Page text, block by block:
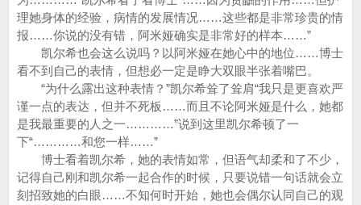
理她身体的经验，病情的发展情况……这些都是非常珍贵的情
报……你说的没有错，阿米娅确实是非常好的样本……”
凯尔希也会这么说吗？以阿米娅在她心中的地位……博士
看不到自己的表情，但想必一定是睁大双眼半张着嘴巴。
“为什么露出这种表情？”凯尔希耸了耸肩“我只是更喜欢严
谨一点的表达，但并不死板……而且不论阿米娅是什么，她都
是我最重要的人之一…………”说到这里凯尔希顿了一
下“…………和您一样……”
博士看着凯尔希，她的表情如常，但语气却柔和了不少，
记得自己刚和凯尔希一起合作的时候，只要说错一句话就会立
刻招致她的白眼……不知何时开始，她也会偶尔认同自己的观